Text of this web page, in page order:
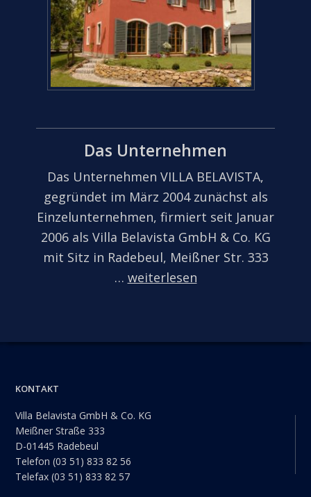
Das Unternehmen
Das Unternehmen VILLA BELAVISTA,
gegründet im März 2004 zunächst als
Einzelunternehmen, firmiert seit Januar
2006 als Villa Belavista GmbH & Co. KG
mit Sitz in Radebeul, Meißner Str. 333
… weiterlesen
Footer
KONTAKT
Villa Belavista GmbH & Co. KG
Meißner Straße 333
D-01445 Radebeul
Telefon (03 51) 833 82 56
Telefax (03 51) 833 82 57